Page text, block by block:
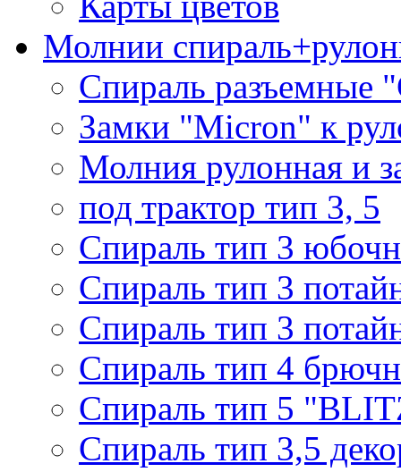
Молнии
Спираль разъемные
Замки "Micron" к
Молния рулонная и
под трактор тип 3, 5
Спираль тип 3
Спираль тип 3
Спираль тип 3
Спираль тип 4
Спираль тип 5
Спираль тип 3,5